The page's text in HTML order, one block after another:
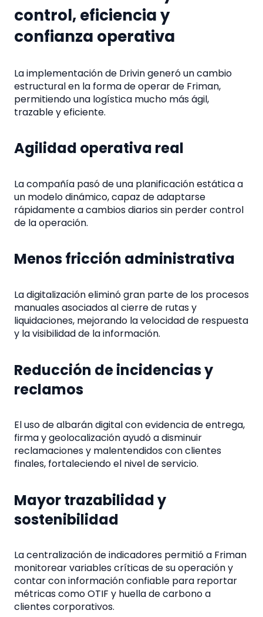
control, eficiencia y
confianza operativa
La implementación de Drivin generó un cambio
estructural en la forma de operar de Friman,
permitiendo una logística mucho más ágil,
trazable y eficiente.
Agilidad operativa real
La compañía pasó de una planificación estática a
un modelo dinámico, capaz de adaptarse
rápidamente a cambios diarios sin perder control
de la operación.
Menos fricción administrativa
La digitalización eliminó gran parte de los procesos
manuales asociados al cierre de rutas y
liquidaciones, mejorando la velocidad de respuesta
y la visibilidad de la información.
Reducción de incidencias y
reclamos
El uso de albarán digital con evidencia de entrega,
firma y geolocalización ayudó a disminuir
reclamaciones y malentendidos con clientes
finales, fortaleciendo el nivel de servicio.
Mayor trazabilidad y
sostenibilidad
La centralización de indicadores permitió a Friman
monitorear variables críticas de su operación y
contar con información confiable para reportar
métricas como OTIF y huella de carbono a
clientes corporativos.